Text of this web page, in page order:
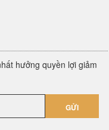
hưởng quyền lợi giảm
GỬI